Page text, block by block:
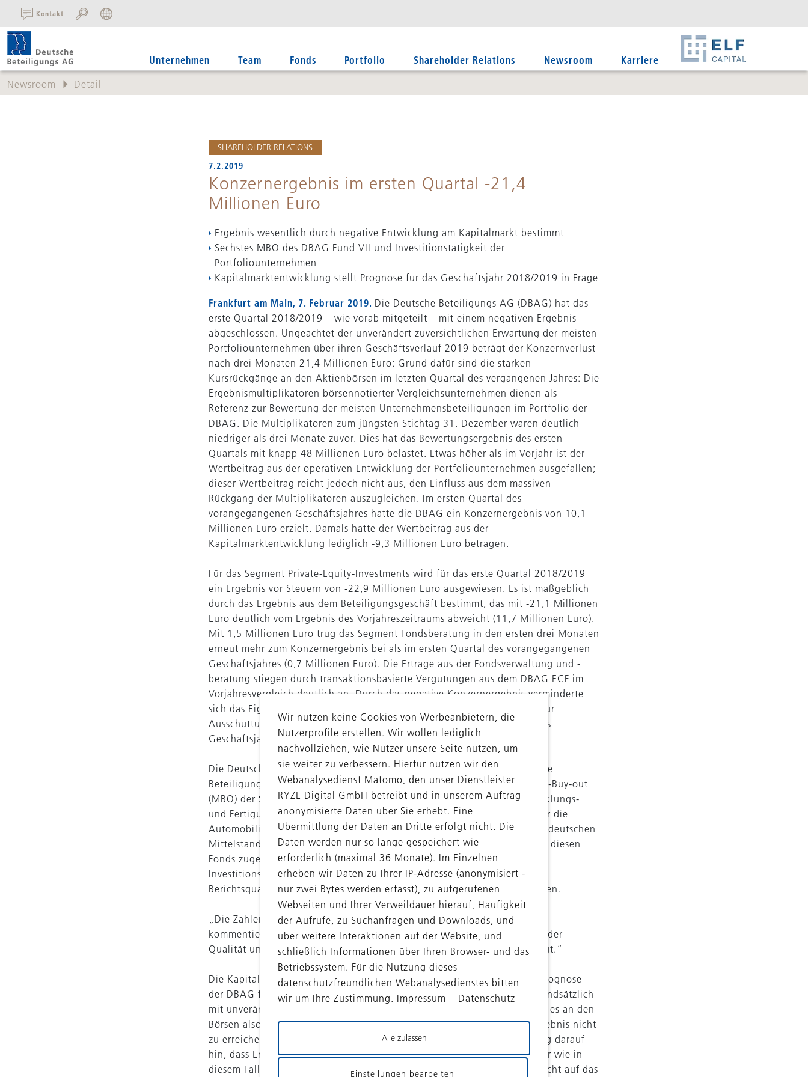
SUCHE:
Kontakt
Unternehmen Team Fonds Portfolio Shareholder Relations Newsroom Karriere
Newsroom Detail
SHAREHOLDER RELATIONS
7.2.2019
Konzernergebnis im ersten Quartal -21,4
Millionen Euro
Ergebnis wesentlich durch negative Entwicklung am Kapitalmarkt bestimmt
Sechstes MBO des DBAG Fund VII und Investitionstätigkeit der
Portfoliounternehmen
Kapitalmarktentwicklung stellt Prognose für das Geschäftsjahr 2018/2019 in Frage
Frankfurt am Main, 7. Februar 2019. Die Deutsche Beteiligungs AG (DBAG) hat das
erste Quartal 2018/2019 – wie vorab mitgeteilt – mit einem negativen Ergebnis
abgeschlossen. Ungeachtet der unverändert zuversichtlichen Erwartung der meisten
Portfoliounternehmen über ihren Geschäftsverlauf 2019 beträgt der Konzernverlust
nach drei Monaten 21,4 Millionen Euro: Grund dafür sind die starken
Kursrückgänge an den Aktienbörsen im letzten Quartal des vergangenen Jahres: Die
Ergebnismultiplikatoren börsennotierter Vergleichsunternehmen dienen als
Referenz zur Bewertung der meisten Unternehmensbeteiligungen im Portfolio der
DBAG. Die Multiplikatoren zum jüngsten Stichtag 31. Dezember waren deutlich
niedriger als drei Monate zuvor. Dies hat das Bewertungsergebnis des ersten
Quartals mit knapp 48 Millionen Euro belastet. Etwas höher als im Vorjahr ist der
Wertbeitrag aus der operativen Entwicklung der Portfoliounternehmen ausgefallen;
dieser Wertbeitrag reicht jedoch nicht aus, den Einfluss aus dem massiven
Rückgang der Multiplikatoren auszugleichen. Im ersten Quartal des
vorangegangenen Geschäftsjahres hatte die DBAG ein Konzernergebnis von 10,1
Millionen Euro erzielt. Damals hatte der Wertbeitrag aus der
Kapitalmarktentwicklung lediglich -9,3 Millionen Euro betragen.
Für das Segment Private-Equity-Investments wird für das erste Quartal 2018/2019
ein Ergebnis vor Steuern von -22,9 Millionen Euro ausgewiesen. Es ist maßgeblich
durch das Ergebnis aus dem Beteiligungsgeschäft bestimmt, das mit -21,1 Millionen
Euro deutlich vom Ergebnis des Vorjahreszeitraums abweicht (11,7 Millionen Euro).
Mit 1,5 Millionen Euro trug das Segment Fondsberatung in den ersten drei Monaten
erneut mehr zum Konzernergebnis bei als im ersten Quartal des vorangegangenen
Geschäftsjahres (0,7 Millionen Euro). Die Erträge aus der Fondsverwaltung und -
beratung stiegen durch transaktionsbasierte Vergütungen aus dem DBAG ECF im
Vorjahresvergleich deutlich an. Durch das negative Konzernergebnis verminderte
sich das Eigenkapital je Aktie auf 28,05 Euro. Bezogen auf das um den zur
Ausschüttung vorgesehenen Betrag reduzierte Eigenkapital zu Beginn des
Geschäftsjahres entspricht das einem Rückgang um 5,1 Prozent.
Die Deutsche Beteiligungs AG hat im ersten Quartal 2018/2019 eine neue
Beteiligung an der Seite des DBAG Fund VII vereinbart. Das Management-Buy-out
(MBO) der Sero Schröder Elektronik Rohrbach GmbH (Sero), eines Entwicklungs-
und Fertigungsdienstleisters für elektronische Komponenten vor allem für die
Automobilindustrie, ist die sechste Transaktion des auf Beteiligungen im deutschen
Mittelstand fokussierten Private-Equity-Fonds. Mehr als die Hälfte des für diesen
Fonds zugesagten Kapitals sind damit gut zwei Jahre nach Beginn der
Investitionsperiode gebunden. Darüber hinaus gab es auch in diesem
Berichtsquartal Unternehmenszukäufe auf Ebene der Portfoliounternehmen.
„Die Zahlen für das erste Quartal können uns nicht zufriedenstellen“,
kommentierte Finanzvorstand Susanne Zeidler; „wir sind gleichwohl von der
Qualität unseres Portfolios und den Entwicklungsmöglichkeiten überzeugt.“
Die Kapitalmarktentwicklung seit Beginn des Geschäftsjahres stellt die Prognose
der DBAG für das Konzernergebnis 2018/2019 in Frage. „Wir planen grundsätzlich
mit unveränderten Ergebnismultiplikatoren am nächsten Stichtag – sollte es an den
Börsen also nicht wieder aufwärts gehen, wird das erwartete Konzernergebnis nicht
zu erreichen sein“, so Finanzvorstand Zeidler. Die DBAG weist regelmäßig darauf
hin, dass Ergebnisse einzelner Quartale stark von Einzelereignissen – oder wie in
diesem Fall: von externen Faktoren – beeinflusst sind und sich deshalb nicht auf das
Wir nutzen keine Cookies von Werbeanbietern, die
Nutzerprofile erstellen. Wir wollen lediglich
nachvollziehen, wie Nutzer unsere Seite nutzen, um
sie weiter zu verbessern. Hierfür nutzen wir den
Webanalysedienst Matomo, den unser Dienstleister
RYZE Digital GmbH betreibt und in unserem Auftrag
anonymisierte Daten über Sie erhebt. Eine
Übermittlung der Daten an Dritte erfolgt nicht. Die
Daten werden nur so lange gespeichert wie
erforderlich (maximal 36 Monate). Im Einzelnen
erheben wir Daten zu Ihrer IP-Adresse (anonymisiert -
nur zwei Bytes werden erfasst), zu aufgerufenen
Webseiten und Ihrer Verweildauer hierauf, Häufigkeit
der Aufrufe, zu Suchanfragen und Downloads, und
über weitere Interaktionen auf der Website, und
schließlich Informationen über Ihren Browser- und das
Betriebssystem. Für die Nutzung dieses
datenschutzfreundlichen Webanalysedienstes bitten
wir um Ihre Zustimmung. Impressum Datenschutz
Einstellungen bearbeiten
Alle zulassen